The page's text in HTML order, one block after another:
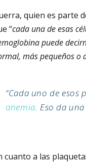
quien es parte
“cada una de esas
puede
más pequeños o
“Cada uno de
anemia. Eso da
cuanto a las